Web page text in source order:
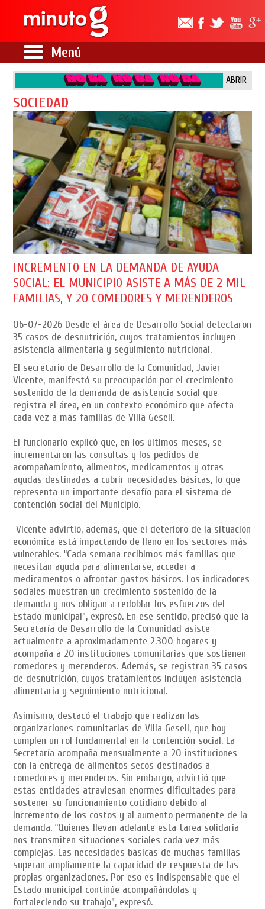
Menú
ABRIR
SOCIEDAD
INCREMENTO EN LA DEMANDA DE AYUDA
SOCIAL: EL MUNICIPIO ASISTE A MÁS DE 2 MIL
FAMILIAS, Y 20 COMEDORES Y MERENDEROS
06-07-2026 Desde el área de Desarrollo Social detectaron
35 casos de desnutrición, cuyos tratamientos incluyen
asistencia alimentaria y seguimiento nutricional.
El secretario de Desarrollo de la Comunidad, Javier
Vicente, manifestó su preocupación por el crecimiento
sostenido de la demanda de asistencia social que
registra el área, en un contexto económico que afecta
cada vez a más familias de Villa Gesell.
El funcionario explicó que, en los últimos meses, se
incrementaron las consultas y los pedidos de
acompañamiento, alimentos, medicamentos y otras
ayudas destinadas a cubrir necesidades básicas, lo que
representa un importante desafío para el sistema de
contención social del Municipio.
Vicente advirtió, además, que el deterioro de la situación
económica está impactando de lleno en los sectores más
vulnerables. “Cada semana recibimos más familias que
necesitan ayuda para alimentarse, acceder a
medicamentos o afrontar gastos básicos. Los indicadores
sociales muestran un crecimiento sostenido de la
demanda y nos obligan a redoblar los esfuerzos del
Estado municipal”, expresó. En ese sentido, precisó que la
Secretaría de Desarrollo de la Comunidad asiste
actualmente a aproximadamente 2.300 hogares y
acompaña a 20 instituciones comunitarias que sostienen
comedores y merenderos. Además, se registran 35 casos
de desnutrición, cuyos tratamientos incluyen asistencia
alimentaria y seguimiento nutricional.
Asimismo, destacó el trabajo que realizan las
organizaciones comunitarias de Villa Gesell, que hoy
cumplen un rol fundamental en la contención social. La
Secretaría acompaña mensualmente a 20 instituciones
con la entrega de alimentos secos destinados a
comedores y merenderos. Sin embargo, advirtió que
estas entidades atraviesan enormes dificultades para
sostener su funcionamiento cotidiano debido al
incremento de los costos y al aumento permanente de la
demanda. “Quienes llevan adelante esta tarea solidaria
nos transmiten situaciones sociales cada vez más
complejas. Las necesidades básicas de muchas familias
superan ampliamente la capacidad de respuesta de las
propias organizaciones. Por eso es indispensable que el
Estado municipal continúe acompañándolas y
fortaleciendo su trabajo”, expresó.